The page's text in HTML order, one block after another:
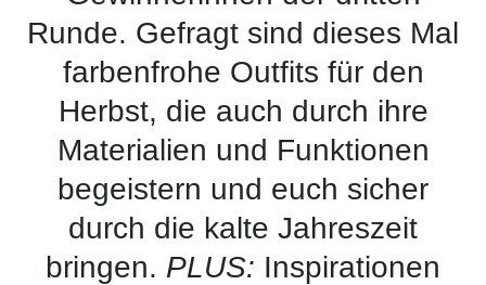
Runde. Gefragt sind dieses Mal
farbenfrohe Outfits für den
Herbst, die auch durch ihre
Materialien und Funktionen
begeistern und euch sicher
durch die kalte Jahreszeit
bringen. PLUS: Inspirationen